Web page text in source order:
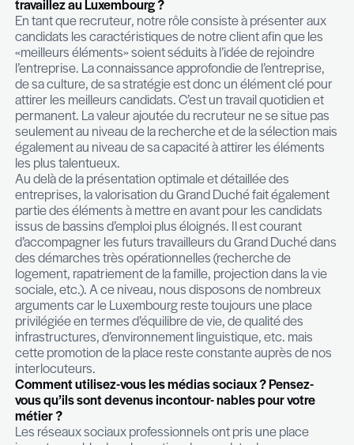
existent au Luxembourg, et ailleurs en Europe,
nombre est insuffisant pour satisfaire la forte
locale. Le manque criant sur certains métiers est
lié au fait que les entreprises évoluent plus
les formations universitaires. Durant les années
étudiants des filières scientifiques (biologie,
mathématique, etc.) sont venus combler les
jeunes diplômés dans les filières informatiques
aujourd’hui, même si les formations existent, les
cessent de croitre. Pour ces profils d’experts,
recherches s’étendent en permanence aux
l’Europe. Près d’un recrutement sur deux est
une personne n’ayant jamais travaillé au Grand-
Comment trouver la bonne personne
La rapidité du recrutement tient surtout dans
bons outils de recherche avec une démarche
structurée. Les outils de recherche sont définis
recruteur et doivent être combinés et déployés
rapidement. Les outils sont multiples et diffèrent
typologie du recrutement (où se situe mon
compétences ?, quels sont les leviers permettant
les compétences recherchées ?, …). Pour